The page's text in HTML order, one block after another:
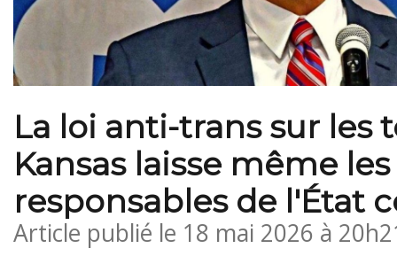
La loi anti-trans sur les
Kansas laisse même les
responsables de l'État
Article publié le 18 mai 2026 à